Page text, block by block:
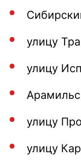
улицу
улицу
улицу
улицу